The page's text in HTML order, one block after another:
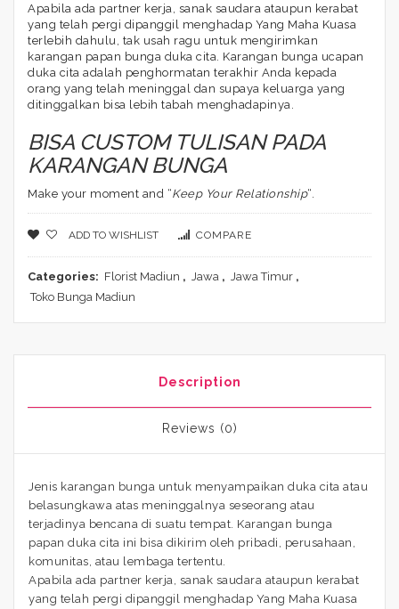
Apabila ada partner kerja, sanak saudara ataupun kerabat
yang telah pergi dipanggil menghadap Yang Maha Kuasa
terlebih dahulu, tak usah ragu untuk mengirimkan
karangan papan bunga duka cita. Karangan bunga ucapan
duka cita adalah penghormatan terakhir Anda kepada
orang yang telah meninggal dan supaya keluarga yang
ditinggalkan bisa lebih tabah menghadapinya.
BISA CUSTOM TULISAN PADA
KARANGAN BUNGA
Make your moment and “Keep Your Relationship“.
ADD TO WISHLIST COMPARE
Categories: Florist Madiun , Jawa , Jawa Timur ,
Toko Bunga Madiun
Description
Reviews (0)
Jenis karangan bunga untuk menyampaikan duka cita atau
belasungkawa atas meninggalnya seseorang atau
terjadinya bencana di suatu tempat. Karangan bunga
papan duka cita ini bisa dikirim oleh pribadi, perusahaan,
komunitas, atau lembaga tertentu.
Apabila ada partner kerja, sanak saudara ataupun kerabat
yang telah pergi dipanggil menghadap Yang Maha Kuasa